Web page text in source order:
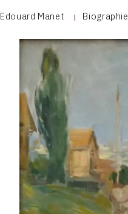
Edouard Manet Biographie